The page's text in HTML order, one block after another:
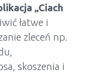
„Ciach
łatwe i
zleceń np.
skoszenia i